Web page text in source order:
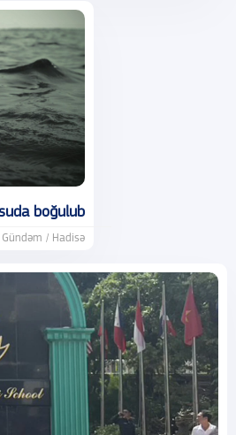
boğulub
Gündəm / Hadisə